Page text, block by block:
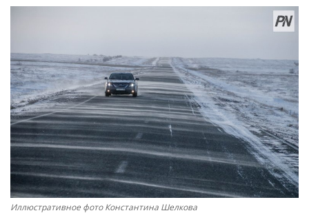
СПЕЦПРОЕКТЫ
СПОРТ
Чек-лист
РАЗВЛЕЧЕНИЯ
OFFICIAL
Иллюстративное фото Константина Шелкова